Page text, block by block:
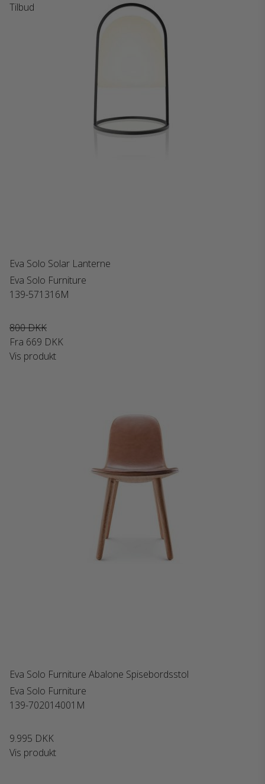
Tilbud
Eva Solo Solar Lanterne
Eva Solo Furniture
139-571316M
800 DKK
Fra 669 DKK
Vis produkt
Eva Solo Furniture Abalone Spisebordsstol
Eva Solo Furniture
139-702014001M
9.995 DKK
Vis produkt